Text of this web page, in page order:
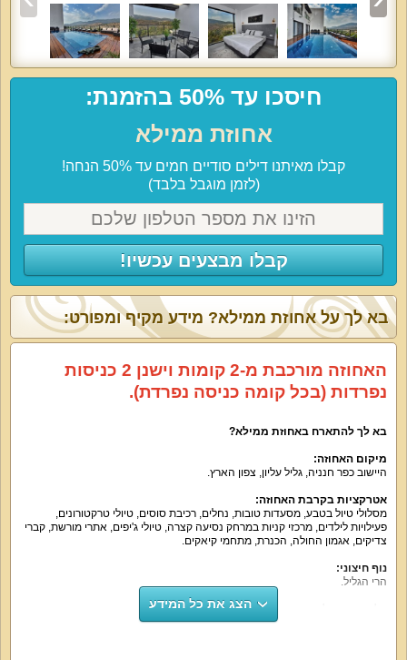
חיסכו עד 50% בהזמנת:
אחוזת ממילא
קבלו מאיתנו דילים סודיים חמים עד 50% הנחה!
(לזמן מוגבל בלבד)
קבלו מבצעים עכשיו!
בא לך על אחוזת ממילא? מידע מקיף ומפורט:
האחוזה מורכבת מ-2 קומות וישנן 2 כניסות
נפרדות (בכל קומה כניסה נפרדת).
בא לך להתארח באחוזת ממילא?
מיקום האחוזה:
היישוב כפר חנניה, גליל עליון, צפון הארץ.
אטרקציות בקרבת האחוזה:
מסלולי טיול בטבע, מסעדות טובות, נחלים, רכיבת סוסים, טיולי טרקטורונים,
פעילויות לילדים, מרכזי קניות במרחק נסיעה קצרה, טיולי ג'יפים, אתרי מורשת, קברי
צדיקים, אגמון החולה, הכנרת, מתחמי קיאקים.
נוף חיצוני:
הרי הגליל.
וילת נופש יפהפייה וקסומה במיוחד עם כל הדרוש לחוויה מדהימה של אירוח.
הצג את כל המידע